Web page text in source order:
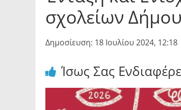
σχολείων
Δημοσίευση: 18 Ιουλίου 2024, 12:18
Ίσως Σας